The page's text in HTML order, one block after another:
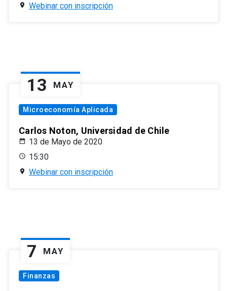
Webinar con inscripción
13 MAY
Microeconomía Aplicada
Carlos Noton, Universidad de Chile
13 de Mayo de 2020
15:30
Webinar con inscripción
7 MAY
Finanzas